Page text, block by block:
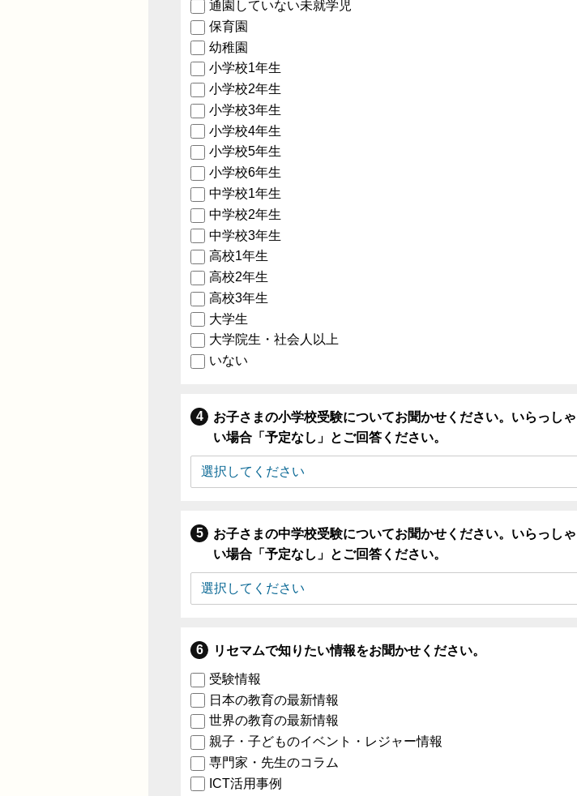
通園していない未就学児
保育園
幼稚園
小学校1年生
小学校2年生
小学校3年生
小学校4年生
小学校5年生
小学校6年生
中学校1年生
中学校2年生
中学校3年生
高校1年生
高校2年生
高校3年生
大学生
大学院生・社会人以上
いない
お子さまの小学校受験についてお聞かせください。いらっし
い場合「予定なし」とご回答ください。
お子さまの中学校受験についてお聞かせください。いらっし
い場合「予定なし」とご回答ください。
リセマムで知りたい情報をお聞かせください。
受験情報
日本の教育の最新情報
世界の教育の最新情報
親子・子どものイベント・レジャー情報
専門家・先生のコラム
ICT活用事例